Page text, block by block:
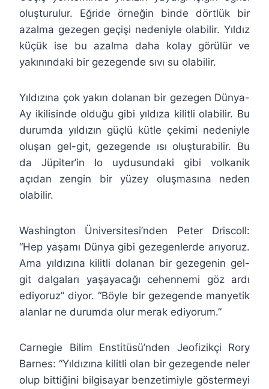
oluşturulur. Eğride örneğin binde dörtlük bir
azalma gezegen geçişi nedeniyle olabilir. Yıldız
küçük ise bu azalma daha kolay görülür ve
yakınındaki bir gezegende sıvı su olabilir.
Yıldızına çok yakın dolanan bir gezegen Dünya-
Ay ikilisinde olduğu gibi yıldıza kilitli olabilir. Bu
durumda yıldızın güçlü kütle çekimi nedeniyle
oluşan gel-git, gezegende ısı oluşturabilir. Bu
da Jüpiter’in Io uydusundaki gibi volkanik
açıdan zengin bir yüzey oluşmasına neden
olabilir.
Washington Üniversitesi’nden Peter Driscoll:
“Hep yaşamı Dünya gibi gezegenlerde arıyoruz.
Ama yıldızına kilitli dolanan bir gezegenin gel-
git dalgaları yaşayacağı cehennemi göz ardı
ediyoruz” diyor. “Böyle bir gezegende manyetik
alanlar ne durumda olur merak ediyorum.”
Carnegie Bilim Enstitüsü’nden Jeofizikçi Rory
Barnes: “Yıldızına kilitli olan bir gezegende neler
olup bittiğini bilgisayar benzetimiyle göstermeyi